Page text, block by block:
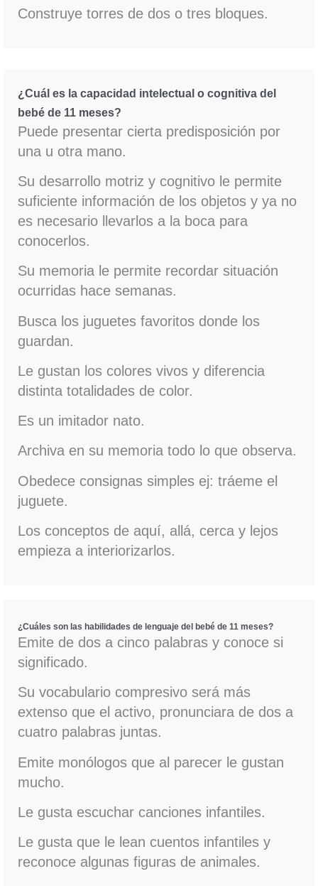
Construye torres de dos o tres bloques.
¿Cuál es la capacidad intelectual o cognitiva del
bebé de 11 meses?
Puede presentar cierta predisposición por
una u otra mano.
Su desarrollo motriz y cognitivo le permite
suficiente información de los objetos y ya no
es necesario llevarlos a la boca para
conocerlos.
Su memoria le permite recordar situación
ocurridas hace semanas.
Busca los juguetes favoritos donde los
guardan.
Le gustan los colores vivos y diferencia
distinta totalidades de color.
Es un imitador nato.
Archiva en su memoria todo lo que observa.
Obedece consignas simples ej: tráeme el
juguete.
Los conceptos de aquí, allá, cerca y lejos
empieza a interiorizarlos.
¿Cuáles son las habilidades de lenguaje del bebé de 11 meses?
Emite de dos a cinco palabras y conoce si
significado.
Su vocabulario compresivo será más
extenso que el activo, pronunciara de dos a
cuatro palabras juntas.
Emite monólogos que al parecer le gustan
mucho.
Le gusta escuchar canciones infantiles.
Le gusta que le lean cuentos infantiles y
reconoce algunas figuras de animales.